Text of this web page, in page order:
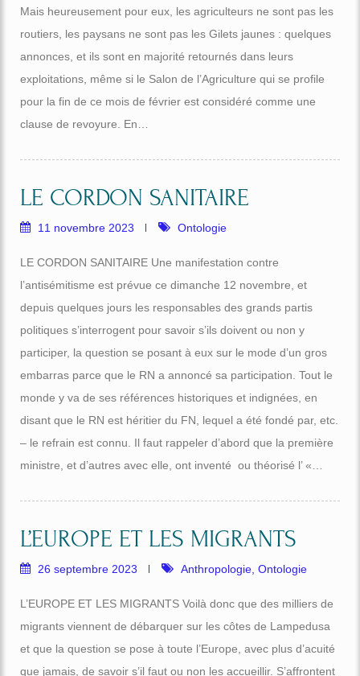
Mais heureusement pour eux, les agriculteurs ne sont pas les
routiers, les paysans ne sont pas les Gilets jaunes : quelques
annonces, et ils sont en majorité retournés dans leurs
exploitations, même si le Salon de l’Agriculture qui se profile
pour la fin de ce mois de février est considéré comme une
clause de revoyure. En…
LE CORDON SANITAIRE
11 novembre 2023 Ontologie
LE CORDON SANITAIRE Une manifestation contre
l’antisémitisme est prévue ce dimanche 12 novembre, et
depuis quelques jours les responsables des grands partis
politiques s’interrogent pour savoir s’ils doivent ou non y
participer, la question se posant à eux sur le mode d’un gros
embarras parce que le RN a annoncé sa participation. Tout le
monde y va de ses références historiques et indignées, en
disant que le RN est héritier du FN, lequel a été fondé par, etc.
– le refrain est connu. Il faut rappeler d’abord que la première
ministre, et d’autres avec elle, ont inventé ou théorisé l’ «…
L’EUROPE ET LES MIGRANTS
26 septembre 2023 Anthropologie Ontologie
L’EUROPE ET LES MIGRANTS Voilà donc que des milliers de
migrants viennent de débarquer sur les côtes de Lampedusa
et que la question se pose à toute l’Europe, avec plus d’acuité
que jamais, de savoir s’il faut ou non les accueillir. S’affrontent